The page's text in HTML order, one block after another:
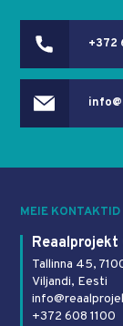
+372
MEIE KONTAKTID
Reaalprojekt
Tallinna 45,
Viljandi, Eesti
+372 608 1100